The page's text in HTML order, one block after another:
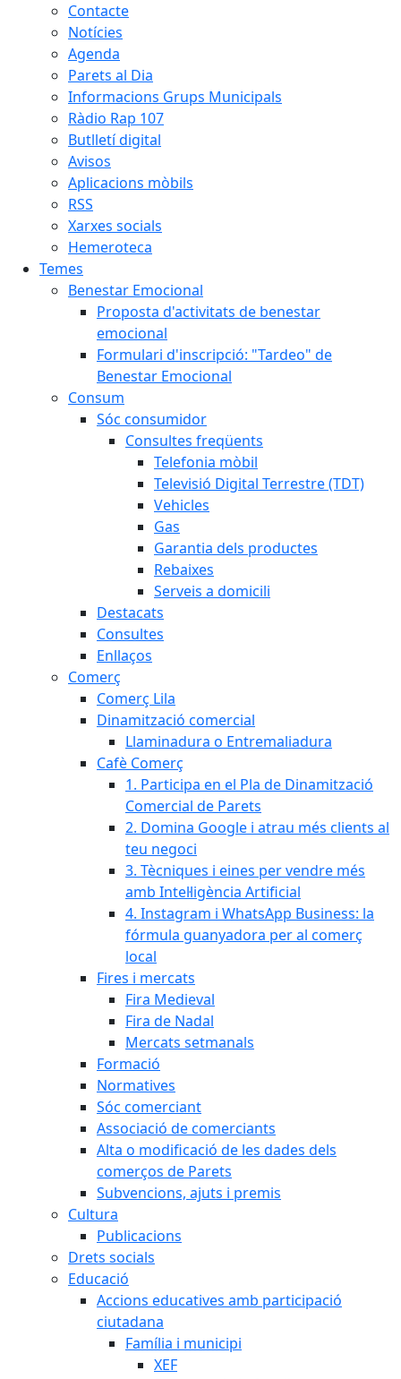
Contacte
Notícies
Agenda
Parets al Dia
Informacions Grups Municipals
Ràdio Rap 107
Butlletí digital
Avisos
Aplicacions mòbils
RSS
Xarxes socials
Hemeroteca
Temes
Benestar Emocional
Proposta d'activitats de benestar
emocional
Formulari d'inscripció: "Tardeo" de
Benestar Emocional
Consum
Sóc consumidor
Consultes freqüents
Telefonia mòbil
Televisió Digital Terrestre (TDT)
Vehicles
Gas
Garantia dels productes
Rebaixes
Serveis a domicili
Destacats
Consultes
Enllaços
Comerç
Comerç Lila
Dinamització comercial
Llaminadura o Entremaliadura
Cafè Comerç
1. Participa en el Pla de Dinamització
Comercial de Parets
2. Domina Google i atrau més clients al
teu negoci
3. Tècniques i eines per vendre més
amb Intel·ligència Artificial
4. Instagram i WhatsApp Business: la
fórmula guanyadora per al comerç
local
Fires i mercats
Fira Medieval
Fira de Nadal
Mercats setmanals
Formació
Normatives
Sóc comerciant
Associació de comerciants
Alta o modificació de les dades dels
comerços de Parets
Subvencions, ajuts i premis
Cultura
Publicacions
Drets socials
Educació
Accions educatives amb participació
ciutadana
Família i municipi
XEF